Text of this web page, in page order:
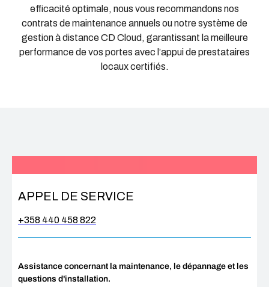
efficacité optimale, nous vous recommandons nos
contrats de maintenance annuels ou notre système de
gestion à distance CD Cloud, garantissant la meilleure
performance de vos portes avec l’appui de prestataires
locaux certifiés.
APPEL DE SERVICE
+358 440 458 822
Assistance concernant la maintenance, le dépannage et les
questions d'installation.